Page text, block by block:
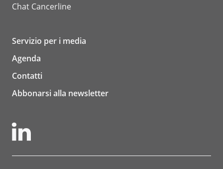
Chat Cancerline
Servizio per i media
Agenda
Contatti
Abbonarsi alla newsletter